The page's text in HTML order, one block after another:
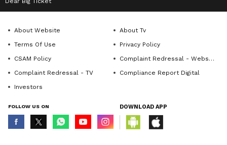
About Website
About Tv
Terms Of Use
Privacy Policy
CSAM Policy
Complaint Redressal - Website
Complaint Redressal - TV
Compliance Report Digital
Investors
FOLLOW US ON DOWNLOAD APP